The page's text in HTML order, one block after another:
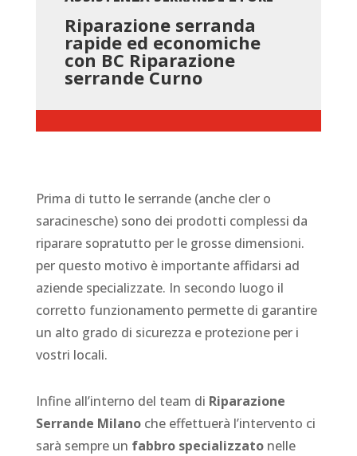
Riparazione serranda
rapide ed economiche
con BC Riparazione
serrande Curno
Prima di tutto le serrande (anche cler o
saracinesche) sono dei prodotti complessi da
riparare sopratutto per le grosse dimensioni.
per questo motivo è importante affidarsi ad
aziende specializzate. In secondo luogo il
corretto funzionamento permette di garantire
un alto grado di sicurezza e protezione per i
vostri locali.
Infine all’interno del team di Riparazione
Serrande Milano che effettuerà l’intervento ci
sarà sempre un fabbro specializzatonelle